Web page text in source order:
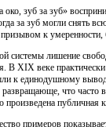
око, зуб за зуб»
за зуб могли снять
к
системы лишение
В XIX веке
к единодушному
что часто
произведена публичная
примеров